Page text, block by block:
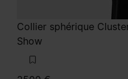
polished palladio
polished palladio